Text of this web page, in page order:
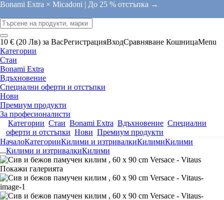
Bonami Extra × Micadoni | До 25 % отстъпка →
10 € (20 Лв) за ВасРегистрацияВходСравняване КошницаMenu
Категории
Стаи
Bonami Extra
Вдъхновение
Специални оферти и отстъпки
Нови
Премиум продукти
За професионалисти
Категории Стаи Bonami Extra Вдъхновение Специални
оферти и отстъпки Нови Премиум продукти
НачалоКатегорииКилими и изтривалкиКилимиКилими
...Килими и изтривалкиКилими
Покажи галерията